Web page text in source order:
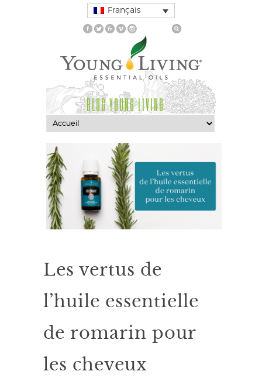
Français
BLOG YOUNG LIVING
Les vertus de
l’huile essentielle
de romarin pour
les cheveux